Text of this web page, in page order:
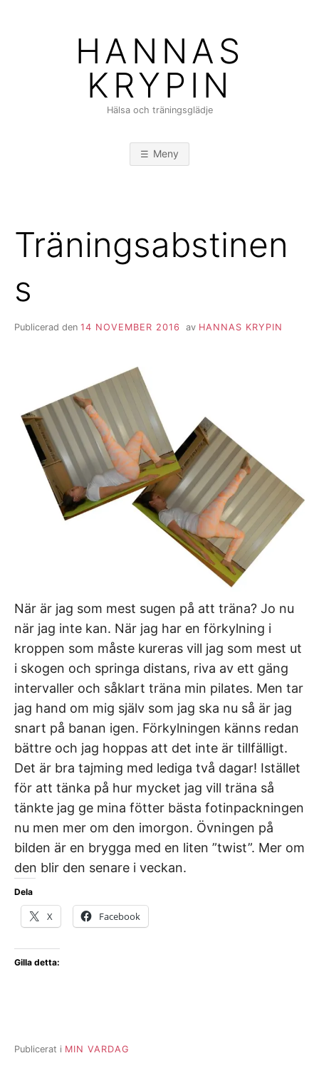
HANNAS
KRYPIN
Hälsa och träningsglädje
Meny
Träningsabstinen
s
Publicerad den 14 NOVEMBER 2016 av HANNAS KRYPIN
När är jag som mest sugen på att träna? Jo nu
när jag inte kan. När jag har en förkylning i
kroppen som måste kureras vill jag som mest ut
i skogen och springa distans, riva av ett gäng
intervaller och såklart träna min pilates. Men tar
jag hand om mig själv som jag ska nu så är jag
snart på banan igen. Förkylningen känns redan
bättre och jag hoppas att det inte är tillfälligt.
Det är bra tajming med lediga två dagar! Istället
för att tänka på hur mycket jag vill träna så
tänkte jag ge mina fötter bästa fotinpackningen
nu men mer om den imorgon. Övningen på
bilden är en brygga med en liten ”twist”. Mer om
den blir den senare i veckan.
Dela
X Facebook
Gilla detta:
Publicerat i MIN VARDAG